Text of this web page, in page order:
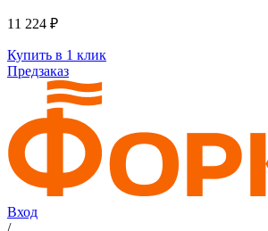
11 224 ₽
Купить в 1 клик
Предзаказ
Вход
/